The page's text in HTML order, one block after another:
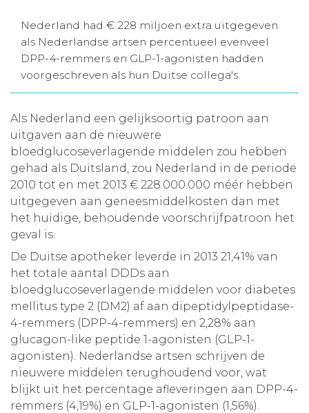
Aanmelden nieuwsbrief
Inloggen
Nederland had € 228 miljoen extra uitgegeven
als Nederlandse artsen percentueel evenveel
DPP-4-remmers en GLP-1-agonisten hadden
voorgeschreven als hun Duitse collega's.
Als Nederland een gelijksoortig patroon aan
uitgaven aan de nieuwere
bloedglucoseverlagende middelen zou hebben
gehad als Duitsland, zou Nederland in de periode
2010 tot en met 2013 € 228.000.000 méér hebben
uitgegeven aan geneesmiddelkosten dan met
het huidige, behoudende voorschrijfpatroon het
geval is.
De Duitse apotheker leverde in 2013 21,41% van
het totale aantal DDDs aan
bloedglucoseverlagende middelen voor diabetes
mellitus type 2 (DM2) af aan dipeptidylpeptidase-
4-remmers (DPP-4-remmers) en 2,28% aan
glucagon-like peptide 1-agonisten (GLP-1-
agonisten). Nederlandse artsen schrijven de
nieuwere middelen terughoudend voor, wat
blijkt uit het percentage afleveringen aan DPP-4-
remmers (4,19%) en GLP-1-agonisten (1,56%).